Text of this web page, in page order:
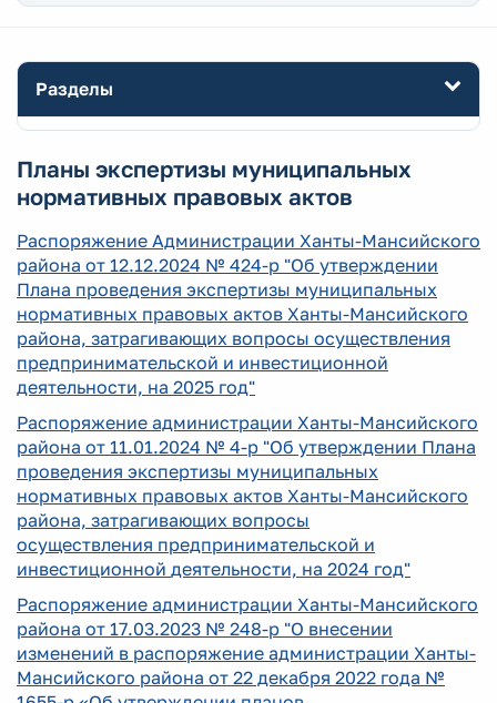
Разделы
Планы экспертизы муниципальных
нормативных правовых актов
Распоряжение Администрации Ханты-Мансийского
района от 12.12.2024 № 424-р "Об утверждении
Плана проведения экспертизы муниципальных
нормативных правовых актов Ханты-Мансийского
района, затрагивающих вопросы осуществления
предпринимательской и инвестиционной
деятельности, на 2025 год"
Распоряжение администрации Ханты-Мансийского
района от 11.01.2024 № 4-р "Об утверждении Плана
проведения экспертизы муниципальных
нормативных правовых актов Ханты-Мансийского
района, затрагивающих вопросы
осуществления предпринимательской и
инвестиционной деятельности, на 2024 год"
Распоряжение администрации Ханты-Мансийского
района от 17.03.2023 № 248-р "О внесении
изменений в распоряжение администрации Ханты-
Мансийского района от 22 декабря 2022 года №